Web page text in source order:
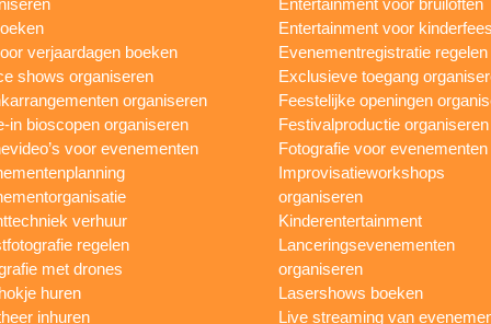
verjaardagen boeken
shows organiseren
organiseren
in bioscopen organiseren
voor evenementen
verhuur
regelen
met drones
huren
inhuren
Entertainment voor
Evenementregistratie regelen
Exclusieve toegang
Feestelijke openingen
Festivalproductie organiseren
Fotografie voor evenementen
Improvisatieworkshops
organiseren
Kinderentertainment
Lanceringsevenementen
organiseren
Lasershows boeken
Live streaming van